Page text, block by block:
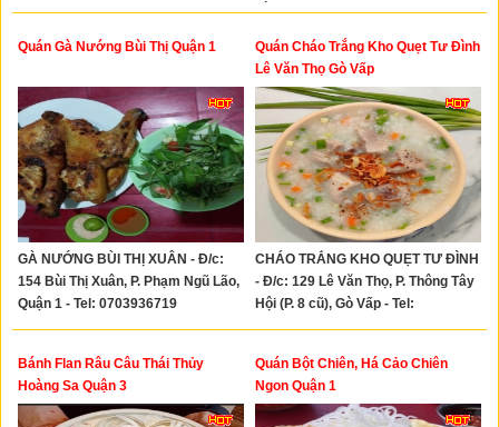
Tel: 0908850353
Bình, TP. HCM) - Hotline:
Quán Gà Nướng Bùi Thị Quận 1
GÀ NƯỚNG BÙI THỊ XUÂN - Đ/c:
154 Bùi Thị Xuân, P. Phạm Ngũ Lão,
Quận 1 - Tel: 0703936719
Quán Cháo Trắng Kho Quẹt Tư Đình
Lê Văn Thọ Gò Vấp
CHÁO TRẮNG KHO QUẸT TƯ ĐÌNH
- Đ/c: 129 Lê Văn Thọ, P. Thông Tây
Hội (P. 8 cũ), Gò Vấp - Tel:
0929332680
Bánh Flan Râu Câu Thái Thủy
Hoàng Sa Quận 3
Quán Bột Chiên, Há Cảo Chiên
Ngon Quận 1